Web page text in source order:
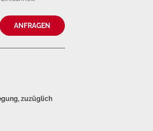
ANFRAGEN
zuzüglich